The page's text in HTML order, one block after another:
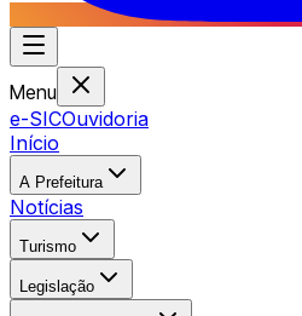
Menu
e-SICOuvidoria
Início
A Prefeitura
Notícias
Turismo
Legislação